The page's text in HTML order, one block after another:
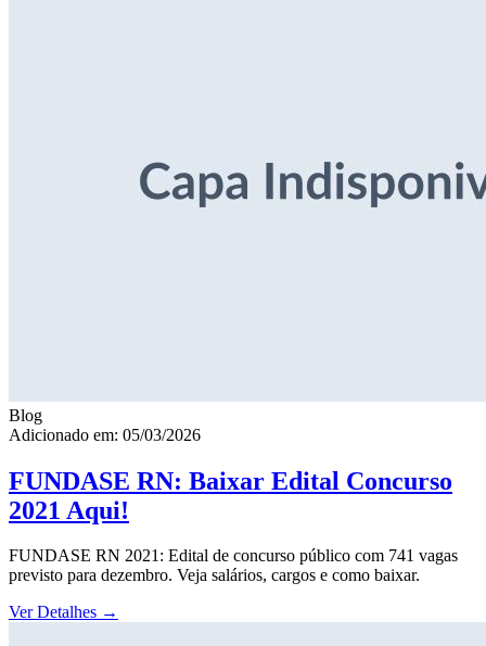
Blog
Adicionado em: 05/03/2026
FUNDASE RN: Baixar Edital Concurso
2021 Aqui!
FUNDASE RN 2021: Edital de concurso público com 741 vagas
previsto para dezembro. Veja salários, cargos e como baixar.
Ver Detalhes →